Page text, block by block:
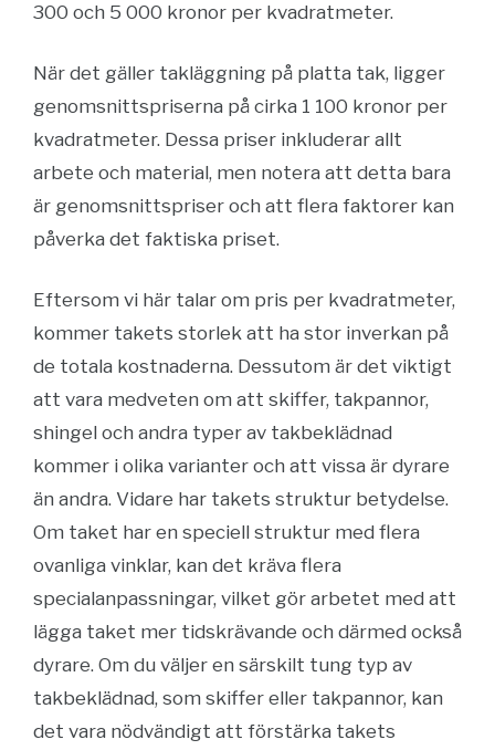
300 och 5 000 kronor per kvadratmeter.
När det gäller takläggning på platta tak, ligger
genomsnittspriserna på cirka 1 100 kronor per
kvadratmeter. Dessa priser inkluderar allt
arbete och material, men notera att detta bara
är genomsnittspriser och att flera faktorer kan
påverka det faktiska priset.
Eftersom vi här talar om pris per kvadratmeter,
kommer takets storlek att ha stor inverkan på
de totala kostnaderna. Dessutom är det viktigt
att vara medveten om att skiffer, takpannor,
shingel och andra typer av takbeklädnad
kommer i olika varianter och att vissa är dyrare
än andra. Vidare har takets struktur betydelse.
Om taket har en speciell struktur med flera
ovanliga vinklar, kan det kräva flera
specialanpassningar, vilket gör arbetet med att
lägga taket mer tidskrävande och därmed också
dyrare. Om du väljer en särskilt tung typ av
takbeklädnad, som skiffer eller takpannor, kan
det vara nödvändigt att förstärka takets